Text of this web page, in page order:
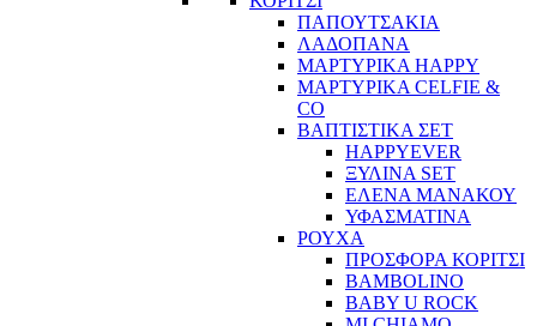
ΠΑΠΟΥΤΣΑΚΙΑ
ΛΑΔΟΠΑΝΑ
ΜΑΡΤΥΡΙΚΑ HAPPY
ΜΑΡΤΥΡΙΚΑ CELFIE &
CO
ΒΑΠΤΙΣΤΙΚΑ ΣΕΤ
HAPPYEVER
ΞΥΛΙΝΑ SET
ΕΛΕΝΑ ΜΑΝΑΚΟΥ
ΥΦΑΣΜΑΤΙΝΑ
ΡΟΥΧΑ
ΠΡΟΣΦΟΡΑ ΚΟΡΙΤΣΙ
BAMBOLINO
BABY U ROCK